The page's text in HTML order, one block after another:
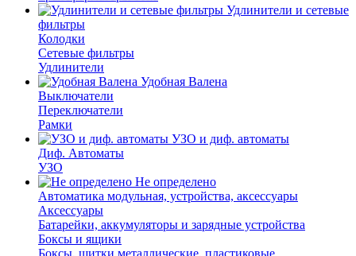
Удлинители и сетевые
фильтры
Колодки
Сетевые фильтры
Удлинители
Удобная Валена
Выключатели
Переключатели
Рамки
УЗО и диф. автоматы
Диф. Автоматы
УЗО
Не определено
Автоматика модульная, устройства, аксессуары
Аксессуары
Батарейки, аккумуляторы и зарядные устройства
Боксы и ящики
Боксы, щитки металлические, пластиковые